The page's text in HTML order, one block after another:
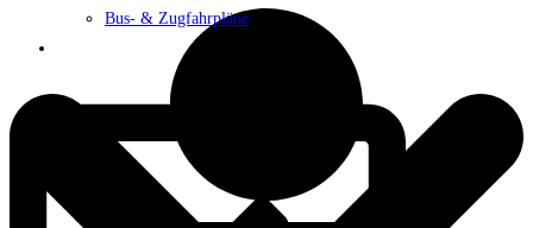
Bus- & Zugfahrpläne